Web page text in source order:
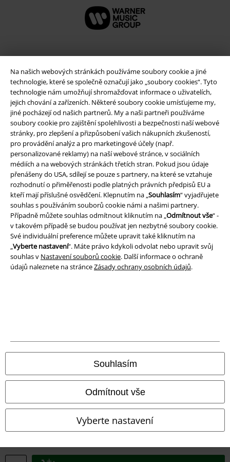
Na našich webových stránkách používáme soubory cookie a jiné
technologie, které se společně označují jako „soubory cookies“. Tyto
technologie nám umožňují shromažďovat informace o uživatelích,
jejich chování a zařízeních. Některé soubory cookie umísťujeme my,
jiné pocházejí od našich partnerů. My a naši partneři používáme
soubory cookie pro zajištění spolehlivosti a bezpečnosti naší webové
stránky, pro zlepšení a přizpůsobení vašich nákupních zkušeností,
pro provádění analýz a pro marketingové účely (např.
personalizované reklamy) na naší webové stránce, v sociálních
médiích a na webových stránkách třetích stran. Pokud jsou údaje
přenášeny do USA, sdílejí se pouze s partnery, na které se vztahuje
rozhodnutí o přiměřenosti podle platných právních předpisů EU a
kteří mají příslušné osvědčení. Klepnutím na „Souhlasím“ vyjadřujete
souhlas s používáním souborů cookie námi a našimi partnery.
Případně můžete souhlas odmítnout kliknutím na „Odmítnout vše“ -
v takovém případě se budou používat jen nezbytné soubory cookie.
Své individuální preference můžete upravit také kliknutím na
„Vyberte nastavení“. Máte právo kdykoli odvolat nebo upravit svůj
souhlas v Nastavení souborů cookie. Další informace o ochraně
údajů naleznete na stránceZásady ochrany osobních údajů.
Souhlasím
Odmítnout vše
Vyberte nastavení
Právní informace
Podmínky
Prohlášení
Ochrana osobních údajů
Likvidace odpadu a ochrana životního prostředí
Prohlášení o shodě
Naše online obchody
EMP France